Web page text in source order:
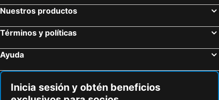
Nuestros productos
Términos y políticas
Ayuda
Inicia sesión y obtén beneficios